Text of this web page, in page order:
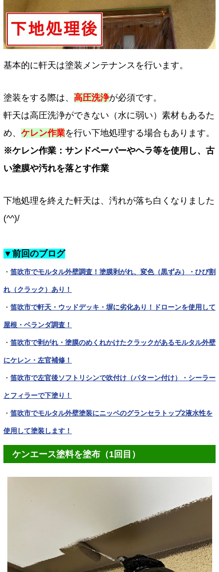
基本的に軒天は塗装メンテナンスを行います。
塗装をする際は、 高圧洗浄が必須です。
軒天は高圧洗浄ができない（水に弱い）素材もあるた
め、 ケレン作業を行い下地処理する場合もあります。
※ケレン作業：サンドペーパーやヘラ等を使用し、古
い塗膜や汚れを落とす作業
下地処理を終えた軒天は、汚れが落ち白くなりました
(^^)/
▼前回のブログ
・ 笛吹市でモルタル外壁調査！塗膜剥がれ、変色（黒ずみ）・ひび割
れ（クラック）あり！
・ 笛吹市で軒天・ウッドデッキ・塀に劣化あり！ドローンを使用して
屋根・ベランダ調査！
・ 笛吹市で剥がれ・塗膜のめくれかけたクラックがあるモルタル外壁
にケレン・左官補修！
・ 笛吹市で左官後ソフトリシンで吹付け（パターン付け）・シーラー
とフィラーで下塗り！
・ 笛吹市でモルタル外壁塗装にニッペのグランセラトップ2液水性を
使用して塗装します！
ケンエース塗料を塗布（1回目）